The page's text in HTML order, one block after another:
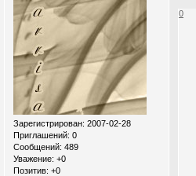
Зарегистрирован: 2007-02-28
Приглашений: 0
Сообщений: 489
Уважение: +0
Позитив: +0
0